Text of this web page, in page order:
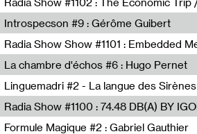
Radio Grenouille
Introspecson #9 : Gérôme Guibert
Pierre Henry,Gérôme Guibert
Jimmy Peggie,radioart106
La chambre d'échos #6 : Hugo Pernet
Revue Les Chambres,Hugo Pernet
Linguemadri #2 - La langue des Sirènes
Meris Angioletti
radio x
Formule Magique #2 : Gabriel Gauthier